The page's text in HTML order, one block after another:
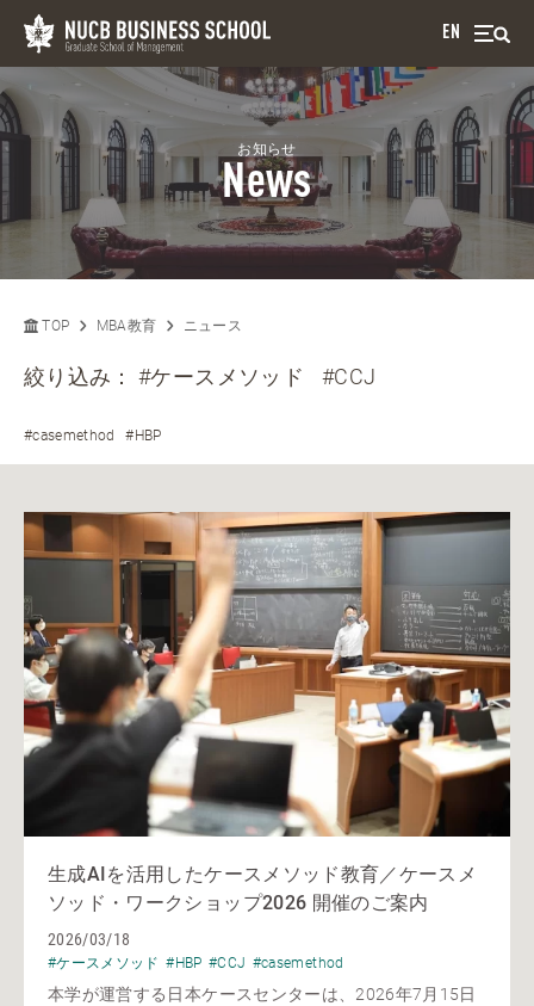
EN
お知らせ
News
TOP MBA教育 ニュース
絞り込み：#ケースメソッド #CCJ
#casemethod #HBP
生成AIを活用したケースメソッド教育／ケースメ
ソッド・ワークショップ2026 開催のご案内
2026/03/18
#ケースメソッド #HBP #CCJ #casemethod
本学が運営する日本ケースセンターは、2026年7月15日